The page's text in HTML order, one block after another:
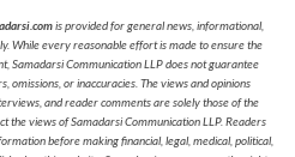
is provided for general news, informational,
While every reasonable effort is made to ensure the
Samadarsi Communication LLP does not guarantee
or inaccuracies. The views and opinions
and reader comments are solely those of the
the views of Samadarsi Communication LLP. Readers
before making financial, legal, medical, political,